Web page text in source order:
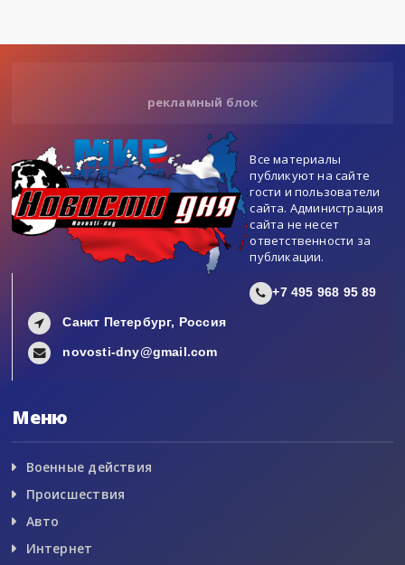
рекламный блок
Все материалы
публикуют на сайте
гости и пользователи
сайта. Администрация
сайта не несет
ответственности за
публикации.
+7 495 968 95 89
Санкт Петербург, Россия
novosti-dny@gmail.com
Меню
Военные действия
Происшествия
Авто
Интернет